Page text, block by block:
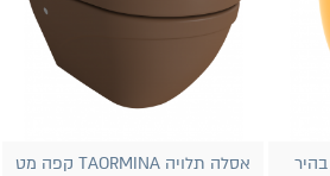
אסלה תלויה TAORMINA קפה מט